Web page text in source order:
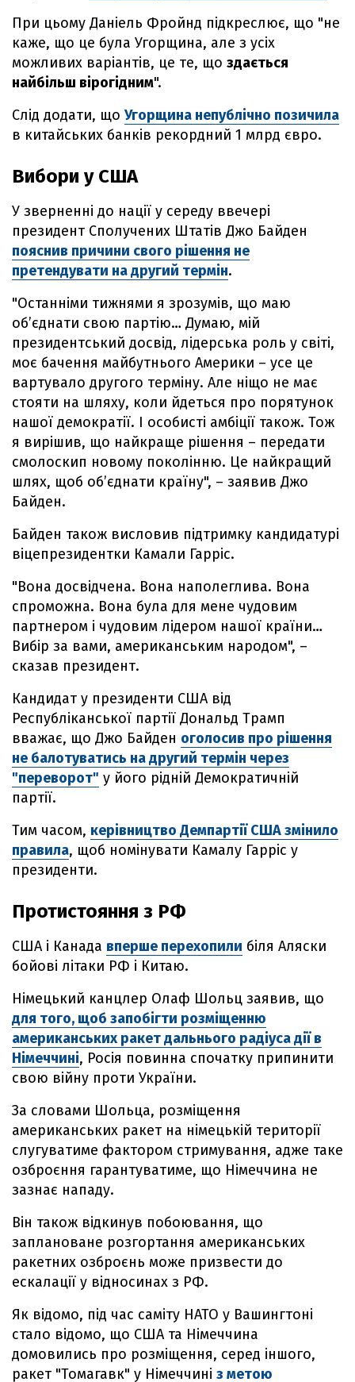
При цьому Даніель Фройнд підкреслює, що "не
каже, що це була Угорщина, але з усіх
можливих варіантів, це те, що здається
найбільш вірогідним".
Слід додати, що Угорщина непублічно позичила
в китайських банків рекордний 1 млрд євро.
Вибори у США
У зверненні до нації у середу ввечері
президент Сполучених Штатів Джо Байден
пояснив причини свого рішення не
претендувати на другий термін.
"Останніми тижнями я зрозумів, що маю
об’єднати свою партію… Думаю, мій
президентський досвід, лідерська роль у світі,
моє бачення майбутнього Америки – усе це
вартувало другого терміну. Але ніщо не має
стояти на шляху, коли йдеться про порятунок
нашої демократії. І особисті амбіції також. Тож
я вирішив, що найкраще рішення – передати
смолоскип новому поколінню. Це найкращий
шлях, щоб об’єднати країну", – заявив Джо
Байден.
Байден також висловив підтримку кандидатурі
віцепрезидентки Камали Гарріс.
"Вона досвідчена. Вона наполеглива. Вона
спроможна. Вона була для мене чудовим
партнером і чудовим лідером нашої країни…
Вибір за вами, американським народом", –
сказав президент.
Кандидат у президенти США від
Республіканської партії Дональд Трамп
вважає, що Джо Байден оголосив про рішення
не балотуватись на другий термін через
"переворот" у його рідній Демократичній
партії.
Тим часом, керівництво Демпартії США змінило
правила, щоб номінувати Камалу Гарріс у
президенти.
Протистояння з РФ
США і Канада вперше перехопили біля Аляски
бойові літаки РФ і Китаю.
Німецький канцлер Олаф Шольц заявив, що
для того, щоб запобігти розміщенню
американських ракет дальнього радіуса дії в
Німеччині, Росія повинна спочатку припинити
свою війну проти України.
За словами Шольца, розміщення
американських ракет на німецькій території
слугуватиме фактором стримування, адже таке
озброєння гарантуватиме, що Німеччина не
зазнає нападу.
Він також відкинув побоювання, що
заплановане розгортання американських
ракетних озброєнь може призвести до
ескалації у відносинах з РФ.
Як відомо, під час саміту НАТО у Вашингтоні
стало відомо, що США та Німеччина
домовились про розміщення, серед іншого,
ракет "Томагавк" у Німеччині з метою